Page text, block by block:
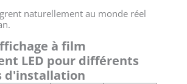
naturellement au monde réel
à film
LED pour différents
d'installation